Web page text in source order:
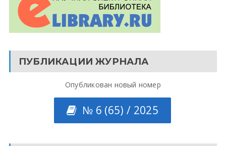
ПУБЛИКАЦИИ ЖУРНАЛА
Опубликован новый номер
№ 6 (65) / 2025